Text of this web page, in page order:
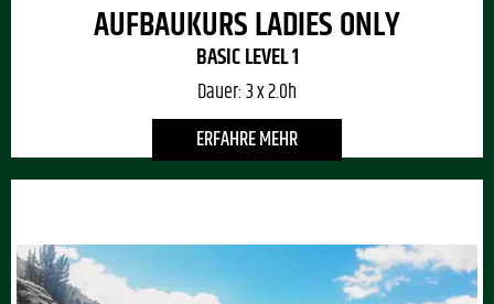
AUFBAUKURS LADIES ONLY
BASIC LEVEL 1
Dauer:3 x 2.0h
ERFAHRE MEHR